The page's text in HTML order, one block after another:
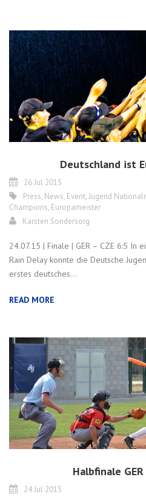
Deutschland ist
26 Jul 2015
Press, News, Event,Jugend
Champions, Europameister
Karsten Sondersorg
24.07.15 | Finale | GER – CZE 6:5 In
Rain Delay konnte die Deutsche
erstes deutsches...
READ MORE
Halbfinale
24 Jul 2015